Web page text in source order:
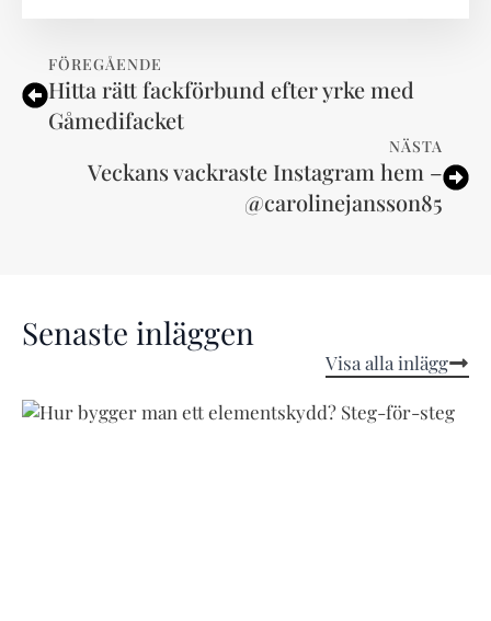
FÖREGÅENDE
Hitta rätt fackförbund efter yrke med
Gåmedifacket
NÄSTA
Veckans vackraste Instagram hem –
@carolinejansson85
Senaste inläggen
Visa alla inlägg